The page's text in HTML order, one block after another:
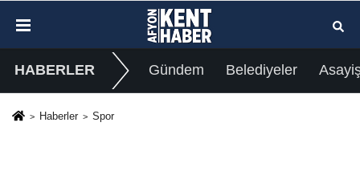
HABERLER Gündem Belediyeler
Haberler Spor